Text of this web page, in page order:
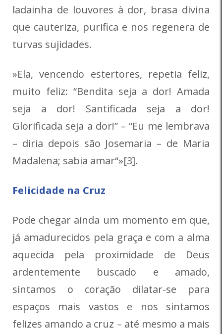
ladainha de louvores à dor, brasa divina
que cauteriza, purifica e nos regenera de
turvas sujidades.
»Ela, vencendo estertores, repetia feliz,
muito feliz: “Bendita seja a dor! Amada
seja a dor! Santificada seja a dor!
Glorificada seja a dor!” – “Eu me lembrava
– diria depois são Josemaria – de Maria
Madalena; sabia amar“»[3].
Felicidade na Cruz
Pode chegar ainda um momento em que,
já amadurecidos pela graça e com a alma
aquecida pela proximidade de Deus
ardentemente buscado e amado,
sintamos o coração dilatar-se para
espaços mais vastos e nos sintamos
felizes amando a cruz – até mesmo a mais